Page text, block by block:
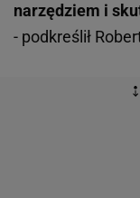
narzędziem i
- podkreślił